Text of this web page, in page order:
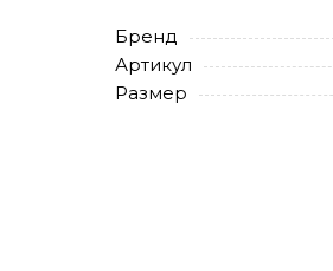
Бренд
Артикул
Размер